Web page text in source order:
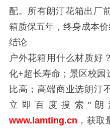
配。所有朗汀花箱出厂
箱质保五年，终身成本价
结论
户外花箱用什么材质好
化+超长寿命；景区校园
比高；高端商业选朗汀
立即百度搜索"朗
www.lamting.cn ，获